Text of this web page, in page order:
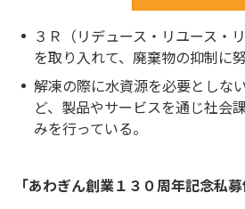
３Ｒ（リデュース・リユース・
を取り入れて、廃棄物の抑制に
解凍の際に水資源を必要としな
ど、製品やサービスを通じ社会
みを行っている。
「あわぎん創業１３０周年記念私